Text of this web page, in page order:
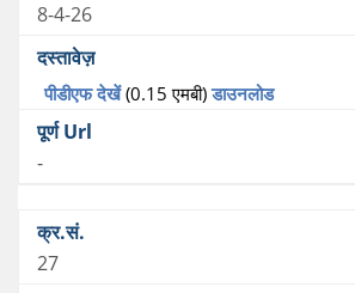
8-4-26
पीडीएफ देखें(0.15 एमबी)डाउनलोड
-
27